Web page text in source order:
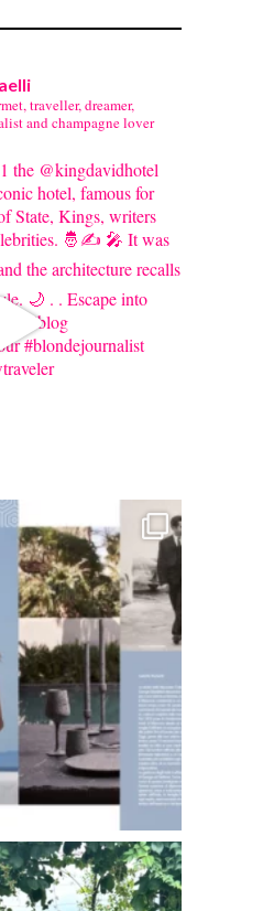
traveller, dreamer,
and champagne lover